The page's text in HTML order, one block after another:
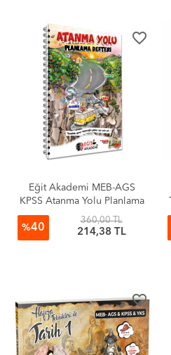
favorite_border
Eğit Akademi MEB-AGS
KPSS Atanma Yolu Planlama
Defteri
%40
360,00 TL
214,38 TL
favorite_border